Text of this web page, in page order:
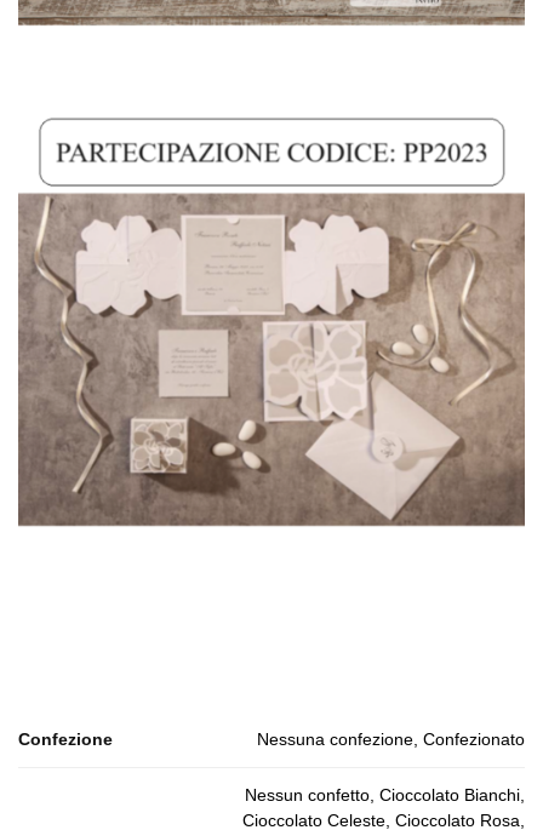
Confezione Nessuna confezione, Confezionato
Nessun confetto, Cioccolato Bianchi,
Cioccolato Celeste, Cioccolato Rosa,